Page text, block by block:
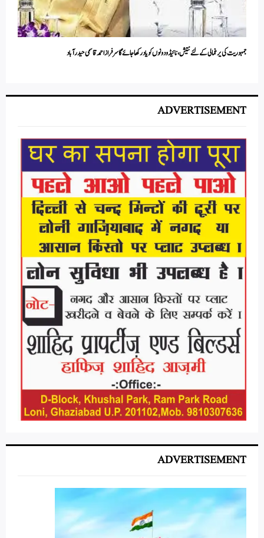
جمہوریت کی یرغمالی کے لئے نتیش،نائیڈو دونوں کو یاد رکھا جائے گا سرفرازاحمدقاسمی حیدرآباد
ADVERTISEMENT
ADVERTISEMENT